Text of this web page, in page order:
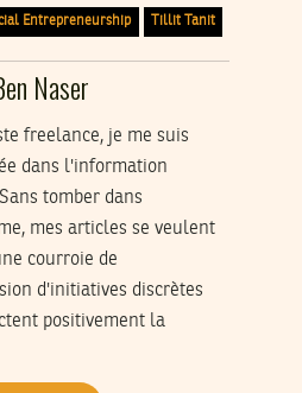
Entrepreneurship Tillit Tanit
Naser
freelance, je me suis
dans l'information
tomber dans
mes articles se veulent
courroie de
d'initiatives discrètes
positivement la